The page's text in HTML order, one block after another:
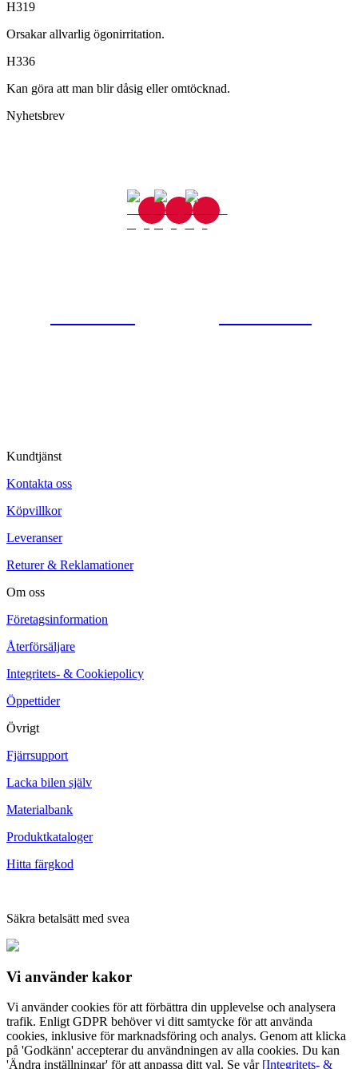
H319
Orsakar allvarlig ögonirritation.
H336
Kan göra att man blir dåsig eller omtöcknad.
Nyhetsbrev
Kundtjänst
Kontakta oss
Köpvillkor
Leveranser
Returer & Reklamationer
Om oss
Företagsinformation
Återförsäljare
Integritets- & Cookiepolicy
Öppettider
Övrigt
Fjärrsupport
Lacka bilen själv
Materialbank
Produktkataloger
Hitta färgkod
Säkra betalsätt med svea
Vi använder kakor
Vi använder cookies för att förbättra din upplevelse och analysera
trafik. Enligt GDPR behöver vi ditt samtycke för att använda
cookies, inklusive för marknadsföring och analys. Genom att klicka
på 'Godkänn' accepterar du användningen av alla cookies. Du kan
'Ändra inställningar' för att anpassa ditt val. Se vår [Integritets- &